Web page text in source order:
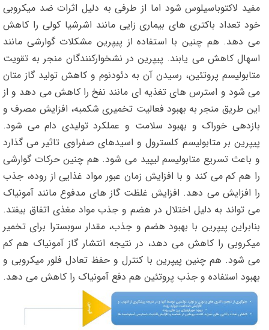
مفید لاکتوباسیلوس شود اما از طرفی به دلیل اثرات ضد میکروبی
خود تعداد باکتری های بیماری زایی مانند اشرشیا کولی را کاهش
می دهد. هم چنین با استفاده از پیپرین مشکلات گوارشی مانند
اسهال کاهش می یابند. پیپرین در نشخوارکنندگان منجر به تقویت
متابولیسم پروتئین، رسیدن آن به دئودنوم و کاهش تولید گاز متان
می شود و استرس های تغذیه ای مانند نفخ را کاهش می دهد و از
این طریق منجر به بهبود فعالیت تخمیری شکمبه، افزایش مصرف و
بازدهی خوراک و بهبود سلامت و عملکرد تولیدی دام می شود.
پیپرین بر متابولیسم کلسترول و اسیدهای صفراوی تاثیر می گذارد
و باعث تسریع متابولیسم لیپید می شود. هم چنین حرکات گوارشی
را هم کم می کند و با افزایش زمان عبور مواد غذایی از روده، جذب
را افزایش می دهد. افزایش غلظت گاز های مدفوع مانند آمونیاک
می تواند به دلیل اختلال در هضم و جذب مواد مغذی اتفاق بیفتد.
بنابراین پیپرین با بهبود هضم و جذب، مقدار سوبسترا برای تخمیر
میکروبی را کاهش می دهد، در نتیجه انتشار گاز آمونیاک هم کم
می شود. هم چنین پیپرین با کنترل و حفظ تعادل فلور میکروبی و
بهبود استفاده و جذب پروتئین هم دفع آمونیاک را کاهش می دهد.